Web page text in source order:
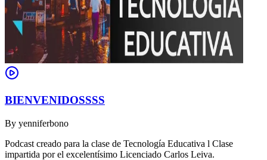
BIENVENIDOSSSS
By yenniferbono
Podcast creado para la clase de Tecnología Educativa l Clase
impartida por el excelentísimo Licenciado Carlos Leiva.